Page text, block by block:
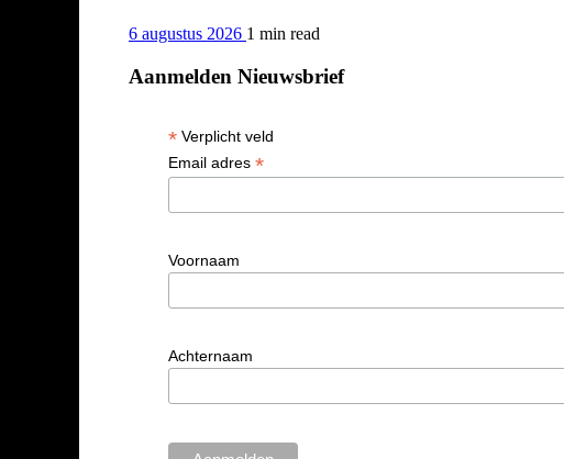
6 augustus 2026 1 min read
Aanmelden Nieuwsbrief
* Verplicht veld
Email adres *
Voornaam
Achternaam